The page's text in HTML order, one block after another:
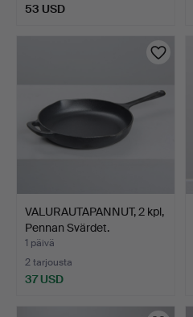
53 USD
VALURAUTAPANNUT, 2 kpl,
Pennan Svärdet.
1 päivä
2 tarjousta
37 USD